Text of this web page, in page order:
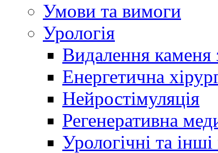
Умови та вимоги
Урологія
Видалення каменя
Енергетична
Нейростімуляція
Регенеративна
Урологічні та